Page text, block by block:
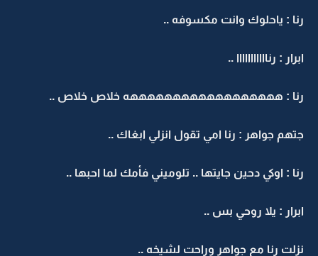
رنا : ياحلوك وانت مكسوفه ..
ابرار : رنااااااااااا ..
رنا : ههههههههههههههههههه خلاص خلاص ..
جتهم جواهر : رنا امي تقول انزلي ابغاك ..
رنا : اوكي دحين جايتها .. تلوميني فأمك لما احبها ..
ابرار : يلا روحي بس ..
نزلت رنا مع جواهر وراحت لشيخه ..